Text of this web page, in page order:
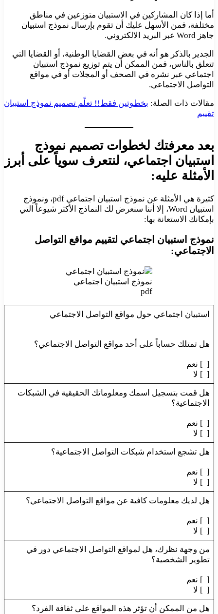
أما إذا كان المشاركين في الاستبيان متوزعين في مناطق
مختلفة، فمن الأسهل عليك أن تقوم بإرسال نموذج استبيان
جاهز Word عبر البريد الالكتروني.
الجدير بالذكر هو أنه في بعض القضايا الوطنية، أو القضايا التي
تتعلق بالناس، فمن الممكن أن يتم توزيع نموذج استبيان
اجتماعي عبر نشره في الصحف أو المجلات أو في مواقع
التواصل الاجتماعي.
مقالات ذات الصلة: بخطوتين فقط!! تعلّم تصميم نموذج استبيان
تقييم
بعد معرفتك لخطوات تصميم نموذج
استبيان اجتماعي، لنتعرف سوياً على أبرز
الأمثلة عليه:
كثيرة هي الأمثلة عن نموذج استبيان اجتماعي pdf، ونموذج
استبيان Word، إلا أننا سنعرض لك النماذج الأكثر شيوعاً التي
بإمكانك الاستعانة بها:
نموذج استبيان اجتماعي لتقييم مواقع التواصل
الاجتماعي:
نموذج استبيان اجتماعي
pdf
استبيان اجتماعي حول مواقع التواصل الاجتماعي
هل تمتلك حساباً على أحد مواقع التواصل الاجتماعي؟
[ ] نعم
[ ] لا
هل قمت بتسجيل اسمك ومعلوماتك الحقيقية في الشبكات
الاجتماعية؟
[ ] نعم
[ ] لا
هل تشجع استخدام شبكات التواصل الاجتماعية؟
[ ] نعم
[ ] لا
هل لديك معلومات كافية عن مواقع التواصل الاجتماعي؟
[ ] نعم
[ ] لا
من وجهة نظرك، هل لمواقع التواصل الاجتماعي دور في
تطوير الشخصية؟
[ ] نعم
[ ] لا
هل من الممكن أن تؤثر هذه المواقع على ثقافة الفرد؟